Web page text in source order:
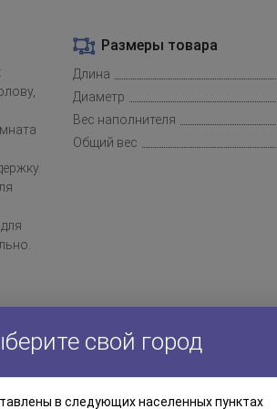
Размеры товара
Длина
Диаметр
Вес наполнителя
Общий вес
свой город
в следующих населенных пунктах